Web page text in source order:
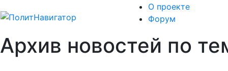
О проекте
Форум
Архив новостей по